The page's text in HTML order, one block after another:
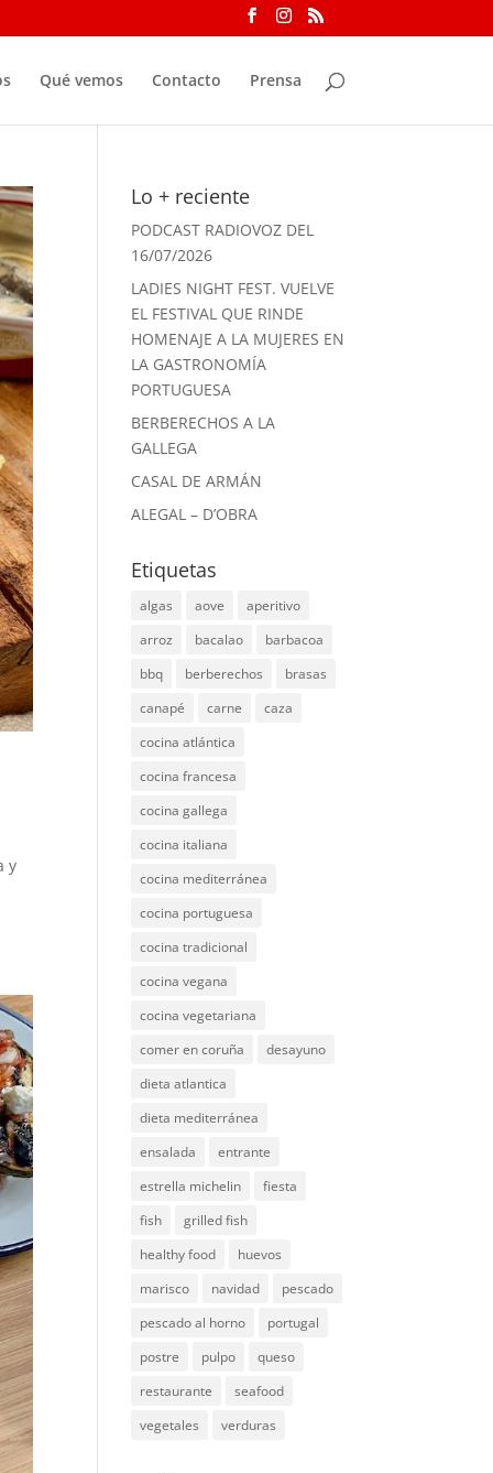
Qué vemos Contacto Prensa
y
Lo + reciente
PODCAST RADIOVOZ DEL
16/07/2026
LADIES NIGHT FEST. VUELVE
EL FESTIVAL QUE RINDE
HOMENAJE A LA MUJERES EN
LA GASTRONOMÍA
PORTUGUESA
BERBERECHOS A LA
GALLEGA
CASAL DE ARMÁN
ALEGAL – D’OBRA
Etiquetas
algas aove
aperitivo
arroz
bacalao
barbacoa
bbq
berberechos
brasas
canapé
carne
caza
cocina atlántica
cocina francesa
cocina gallega
cocina italiana
cocina mediterránea
cocina portuguesa
cocina tradicional
cocina vegana
cocina vegetariana
comer en coruña
desayuno
dieta atlantica
dieta mediterránea
ensalada
entrante
estrella michelin
fiesta
fish
grilled fish
healthy food
huevos
marisco
navidad
pescado
pescado al horno
portugal
postre
pulpo
queso
restaurante
seafood
vegetales
verduras